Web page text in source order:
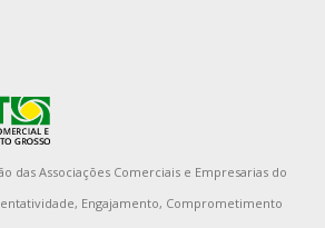
das Associações Comerciais e Empresarias do
Engajamento, Comprometimento